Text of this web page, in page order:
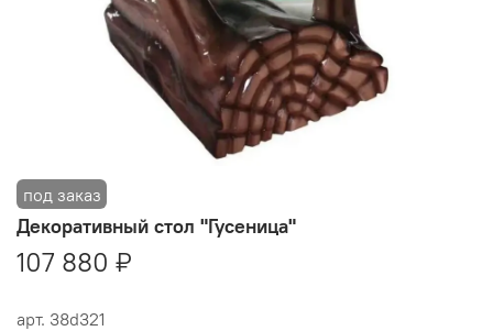
арт. 38d321
Декоративный стол "Гусеница"
107 880 ₽